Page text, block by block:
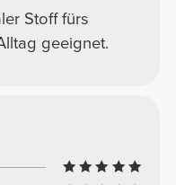
Stoff fürs
geeignet.